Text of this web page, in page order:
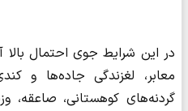
در این شرایط جوی احتمال بالا
معابر، لغزندگی جاده‌ها و
گردنه‌های کوهستانی، صاعقه،